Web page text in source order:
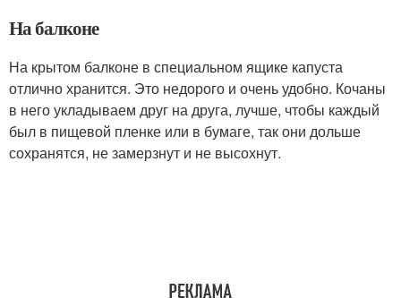
На балконе
На крытом балконе в специальном ящике капуста
отлично хранится. Это недорого и очень удобно. Кочаны
в него укладываем друг на друга, лучше, чтобы каждый
был в пищевой пленке или в бумаге, так они дольше
сохранятся, не замерзнут и не высохнут.